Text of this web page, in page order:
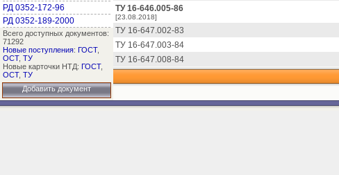
РД 0352-172-96
РД 0352-189-2000
Всего доступных документов:
71292
Новые поступления: ГОСТ,
ОСТ, ТУ
Новые карточки НТД: ГОСТ,
ОСТ, ТУ
Добавить документ
ТУ 16-646.005-86
[23.08.2018]
ТУ 16-647.002-83
ТУ 16-647.003-84
ТУ 16-647.008-84